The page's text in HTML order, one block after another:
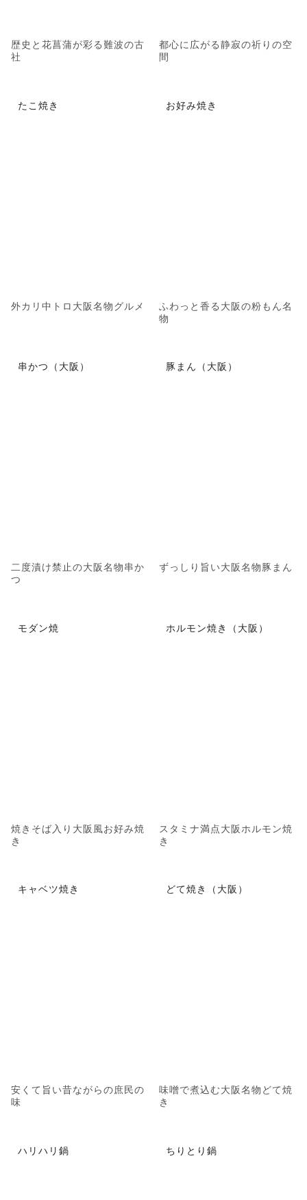
歴史と花菖蒲が彩る難波の古
社
都心に広がる静寂の祈りの空
間
たこ焼き
外カリ中トロ大阪名物グルメ
お好み焼き
ふわっと香る大阪の粉もん名
物
串かつ（大阪）
二度漬け禁止の大阪名物串か
つ
豚まん（大阪）
ずっしり旨い大阪名物豚まん
モダン焼
焼きそば入り大阪風お好み焼
き
ホルモン焼き（大阪）
スタミナ満点大阪ホルモン焼
き
キャベツ焼き
安くて旨い昔ながらの庶民の
味
どて焼き（大阪）
味噌で煮込む大阪名物どて焼
き
ハリハリ鍋 ちりとり鍋